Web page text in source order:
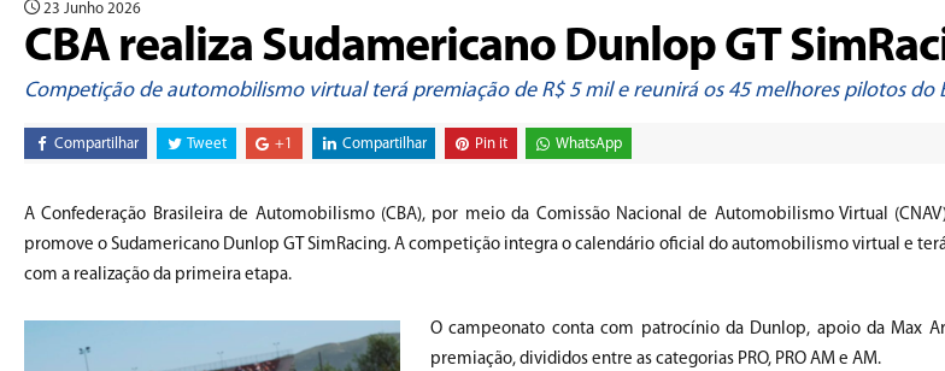
23 Junho 2026
CBA realiza Sudamericano Dunlop GT
Competição de automobilismo virtual terá premiação de R$ 5 mil e reunirá os 45 melhores pilotos do
Compartilhar Tweet +1 Compartilhar Pin it WhatsApp
A Confederação Brasileira de Automobilismo (CBA), por meio da Comissão Nacional de Automobilismo Virtual
promove o Sudamericano Dunlop GT SimRacing. A competição integra o calendário oficial do automobilismo virtual e
com a realização da primeira etapa.
O campeonato conta com patrocínio da Dunlop, apoio da Max
premiação, divididos entre as categorias PRO, PRO AM e AM.